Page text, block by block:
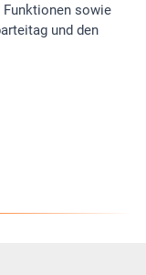
Funktionen sowie
und den